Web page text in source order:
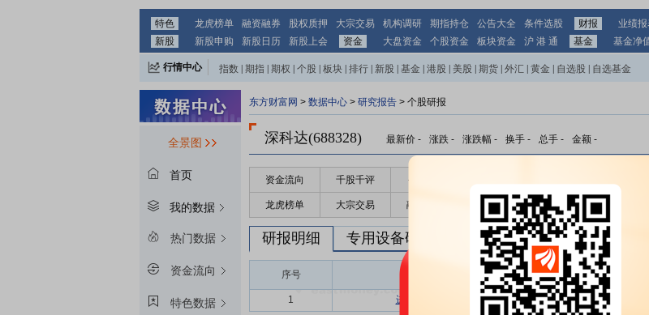
特色 龙虎榜单 融资融券 股权质押 大宗交易 机构调研 期指持仓 公告大全 条件选股 财报 业绩
新股
新股申购 新股日历 新股上会 资金 大盘资金 个股资金 板块资金 沪 港 通 基金 基金净
行情中心 指数 期指 期权 个股 板块 排行 新股 基金 港股 美股 期货 外汇 黄金 自选股 自选基金
全景图
首页
我的数据
热门数据
资金流向
特色数据
东方财富网 > 数据中心 > 研究报告 > 个股研报
深科达(688328) 最新价 - 涨跌 - 涨跌幅 - 换手 - 总手 - 金额 -
资金流向 千股千评 公告
龙虎榜单 大宗交易 融资融券 高管持股 股东大会
研报明细 专用设备研报 专用设备盈利预测
序号
东财
评级
1 进军AI存储新赛道 买入